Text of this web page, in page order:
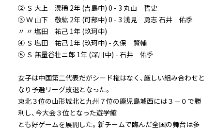
② Ｓ 大上 滉稀 2年 (吉島中) 0 - 3 丸山 哲史
③ Ｗ 山下 敬紘 2年 (可部中) 0 - 3 浅見 勇志 石井 佑季
〃 〃 塩田 祐己 1年 (玖珂中)
④ Ｓ 塩田 祐己 1年 (玖珂中) - 久保 賢輔
⑤ Ｓ 無量谷壮ニ郎 1年 (深川中) - 石井 佑季
女子は中国第二代表だがシード権はなく、厳しい組み合わせと
なり予選リーグ敗退となった。
東北３位の山形城北と九州７位の鹿児島城西には３－０で勝
利し、今大会３位となった遊学館
とも好ゲームを展開した。新チームで臨んだ全国の舞台は多